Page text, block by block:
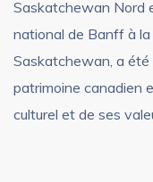
Saskatchewan Nord
national de Banff à
Saskatchewan, a été
patrimoine canadien
culturel et de ses